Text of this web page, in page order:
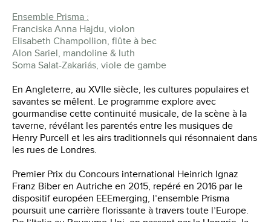
Ensemble Prisma :
Franciska Anna Hajdu, violon
Elisabeth Champollion, flûte à bec
Alon Sariel, mandoline & luth
Soma Salat-Zakariás, viole de gambe
En Angleterre, au XVIIe siècle, les cultures populaires et
savantes se mêlent. Le programme explore avec
gourmandise cette continuité musicale, de la scène à la
taverne, révélant les parentés entre les musiques de
Henry Purcell et les airs traditionnels qui résonnaient dans
les rues de Londres.
Premier Prix du Concours international Heinrich Ignaz
Franz Biber en Autriche en 2015, repéré en 2016 par le
dispositif européen EEEmerging, l’ensemble Prisma
poursuit une carrière florissante à travers toute l’Europe.